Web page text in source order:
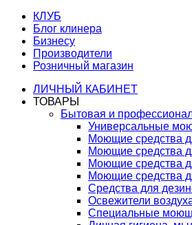
КЛУБ
Блог клинера
Бизнесу
Производители
Розничный магазин
ЛИЧНЫЙ КАБИНЕТ
ТОВАРЫ
Бытовая и
Универсальные
Моющие средства
Моющие средства
Моющие средства
Моющие средства
Средства для
Освежители
Специальные